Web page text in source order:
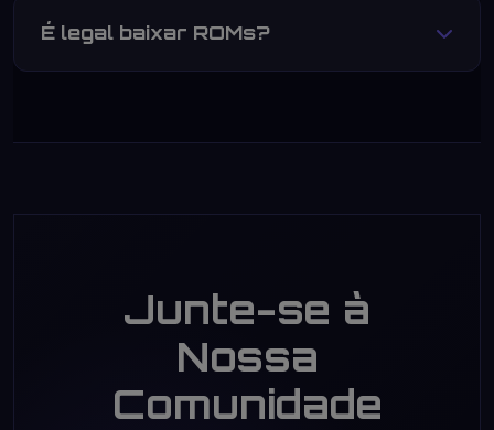
sugerindo jogos ou reportando problemas.
Entre em contato pelo nosso email:
acao2d@gmail.com
É legal baixar ROMs?
possui fisicamente, para fins de backup
Junte-se à
Nossa
Comunidade